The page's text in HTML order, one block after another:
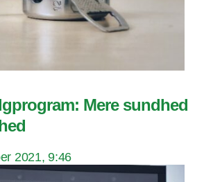
Mere sundhed
2021, 9:46